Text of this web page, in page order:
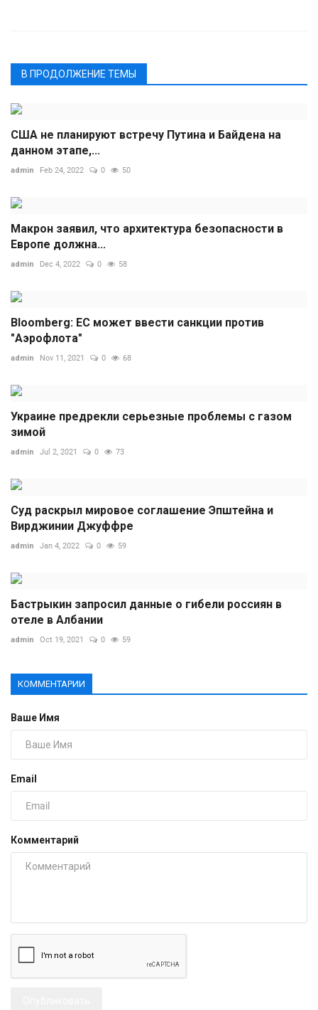
В ПРОДОЛЖЕНИЕ ТЕМЫ
США не планируют встречу Путина и Байдена на
данном этапе,...
admin Feb 24, 2022 0 50
Макрон заявил, что архитектура безопасности в
Европе должна...
admin Dec 4, 2022 0 58
Bloomberg: ЕС может ввести санкции против
"Аэрофлота"
admin Nov 11, 2021 0 68
Украине предрекли серьезные проблемы с газом
зимой
admin Jul 2, 2021 0 73
Суд раскрыл мировое соглашение Эпштейна и
Вирджинии Джуффре
admin Jan 4, 2022 0 59
Бастрыкин запросил данные о гибели россиян в
отеле в Албании
admin Oct 19, 2021 0 59
КОММЕНТАРИИ
Ваше Имя
Email
Комментарий